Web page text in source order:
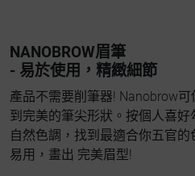
NANOBROW眉筆
- 易於使用，精緻細節
產品不需要削筆器! Nanobrow
到完美的筆尖形狀。按個人喜
自然色調，找到最適合你五官
易用，畫出 完美眉型!